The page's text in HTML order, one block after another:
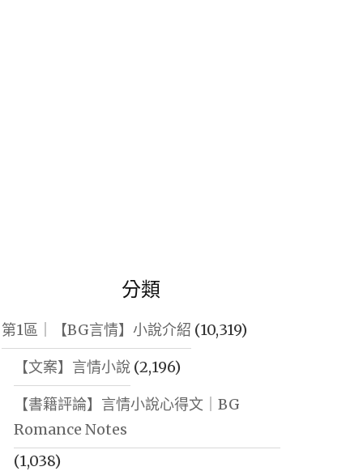
分類
第1區｜【BG言情】小說介紹 (10,319)
【文案】言情小說(2,196)
【書籍評論】言情小說心得文｜BG
Romance Notes
(1,038)